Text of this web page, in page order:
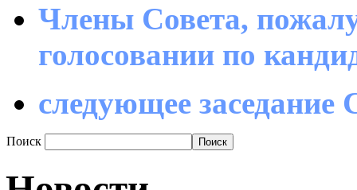
Члены Совета,
голосовании по
следующее заседание
Поиск